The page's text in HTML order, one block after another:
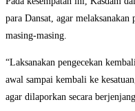
para Dansat, agar melaksanakan
masing-masing.
“Laksanakan pengecekan
awal sampai kembali ke
agar dilaporkan secara